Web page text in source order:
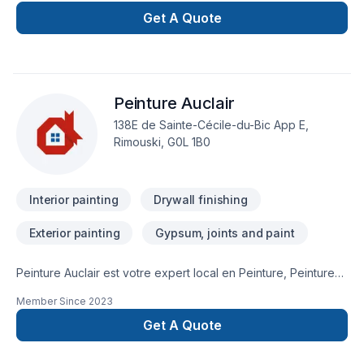
Get A Quote
Peinture Auclair
138E de Sainte-Cécile-du-Bic App E,
Rimouski, G0L 1B0
Interior painting Drywall finishing
Exterior painting Gypsum, joints and paint
Peinture Auclair est votre expert local en Peinture, Peinture
Laurent, combinant expérience, innovation et rigueur. Grâce à
notre approche centrée sur le client, nous proposons des
solutions adaptées à vos besoins spécifiques et à votre
Member Since 2023
Get A Quote